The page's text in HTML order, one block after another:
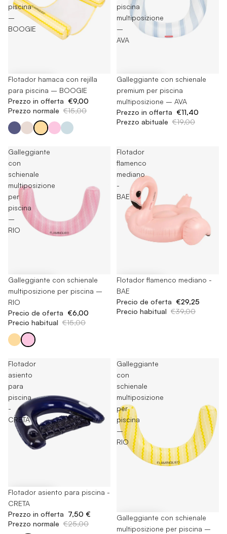
piscina
–
BOOGIE
-40%
Flotador hamaca con rejilla
para piscina – BOOGIE
Prezzo in offerta €9,00
Prezzo normale €15,00
piscina
multiposizione
–
AVA
-40%
Galleggiante con schienale
premium per piscina
multiposizione – AVA
Prezzo in offerta €11,40
Prezzo abituale €19,00
Galleggiante
con
schienale
multiposizione
per
piscina
–
RIO
-60%
Galleggiante con schienale
multiposizione per piscina –
RIO
Precio de oferta €6,00
Precio habitual €15,00
Flotador
flamenco
mediano
-
BAE
-25%
Flotador flamenco mediano -
BAE
Precio de oferta €29,25
Precio habitual €39,00
Flotador
asiento
para
piscina
-
CRETA
-70%
Flotador asiento para piscina -
CRETA
Prezzo in offerta 7,50 €
Prezzo normale €25,00
Galleggiante
con
schienale
multiposizione
per
piscina
–
RIO
-60%
Galleggiante con schienale
multiposizione per piscina –